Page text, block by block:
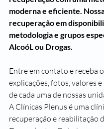
moderna e eficiente.
recuperação em
metodologia e grupos
AlcoóL ou Drogas.
Entre em contato e receba
explicações, fotos, valores
de cada uma de nossas
A Clínicas Plenus é uma
recuperação e reabilitação